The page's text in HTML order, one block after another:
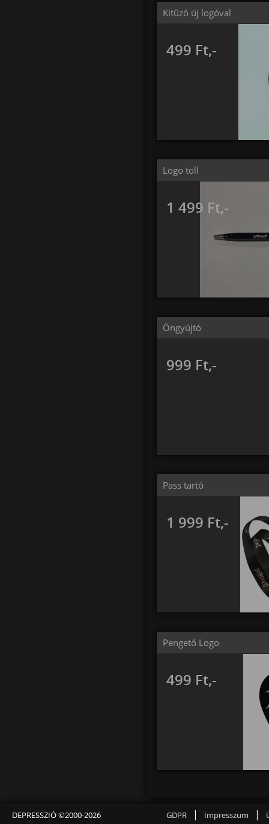
Kitűző új logóval
499 Ft,-
Logo toll
1 499 Ft,-
Öngyújtó
999 Ft,-
Pass tartó
1 999 Ft,-
Pengető Logo
499 Ft,-
DEPRESSZIÓ ©2000-2026 Impresszum |
GDPR |